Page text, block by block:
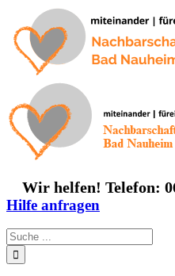
Inhalt
springen
Wir helfen! Telefon:
Hilfe anfragen
Suche
nach: